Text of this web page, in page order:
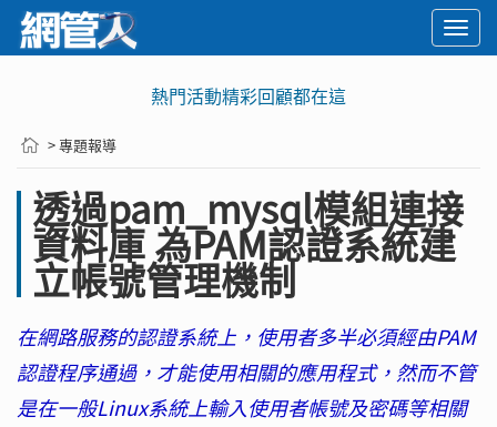
熱門活動精彩回顧都在這
> 專題報導
透過pam_mysql模組連接
資料庫 為PAM認證系統建
立帳號管理機制
在網路服務的認證系統上，使用者多半必須經由PAM
認證程序通過，才能使用相關的應用程式，然而不管
是在一般Linux系統上輸入使用者帳號及密碼等相關